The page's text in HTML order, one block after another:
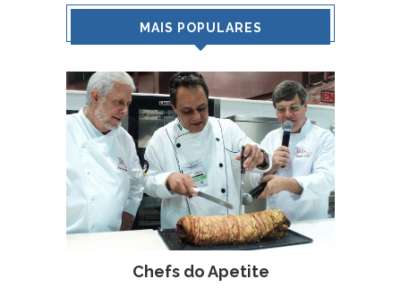
MAIS POPULARES
Chefs do Apetite